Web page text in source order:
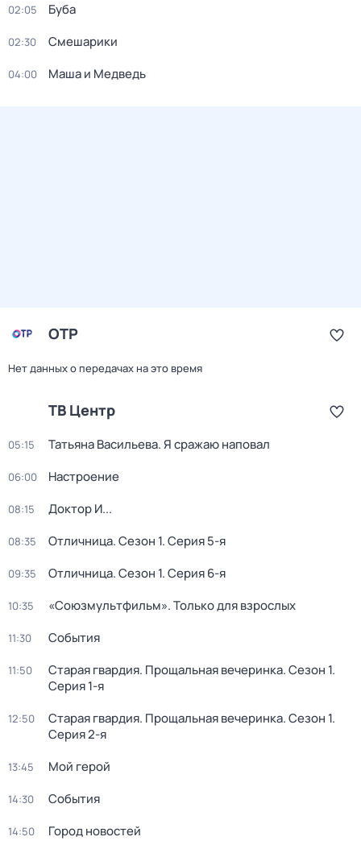
02:05 Буба
02:30 Смешарики
04:00 Маша и Медведь
ОТР
Нет данных о передачах на это время
ТВ Центр
05:15 Татьяна Васильева. Я сражаю наповал
06:00 Настроение
08:15 Доктор И...
08:35 Отличница. Сезон 1. Серия 5-я
09:35 Отличница. Сезон 1. Серия 6-я
10:35 «Союзмультфильм». Только для взрослых
11:30 События
11:50 Старая гвардия. Прощальная вечеринка. Сезон 1.
Серия 1-я
12:50 Старая гвардия. Прощальная вечеринка. Сезон 1.
Серия 2-я
13:45 Мой герой
14:30 События
14:50 Город новостей